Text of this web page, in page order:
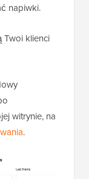
napiwki.
Twoi klienci
witrynie, na
.